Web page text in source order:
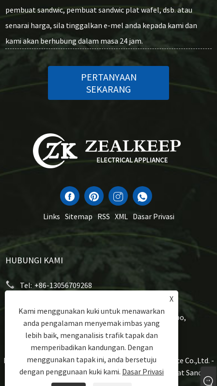
pembuat sandwic, pembuat sandwic plat wafel, dsb. atau
senarai harga, sila tinggalkan e-mel anda kepada kami dan
kami akan berhubung dalam masa 24 jam.
PERTANYAAN
SEKARANG
Links Sitemap RSS XML Dasar Privasi
HUBUNGI KAMI
Tel: +86-13056709268
Jalan Gutang, Bandar Cixi, Bandar Ningbo,
Wilayah Zhejiang, China
Hak Cipta © 2023 Ningbo Zealkeep Electrical Appliance Co.,Ltd. -
Alat Memasak Aluminium, Pembuat Sandwic, Pembuat Sandwic
X
Kami menggunakan kuki untuk menawarkan
anda pengalaman menyemak imbas yang
lebih baik, menganalisis trafik tapak dan
memperibadikan kandungan. Dengan
menggunakan tapak ini, anda bersetuju
dengan penggunaan kuki kami. Dasar Privasi